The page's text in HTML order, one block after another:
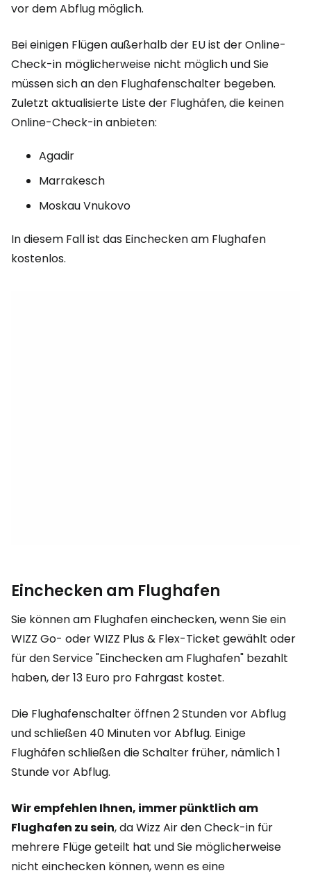
vor dem Abflug möglich.
Bei einigen Flügen außerhalb der EU ist der Online-
Check-in möglicherweise nicht möglich und Sie
müssen sich an den Flughafenschalter begeben.
Zuletzt aktualisierte Liste der Flughäfen, die keinen
Online-Check-in anbieten:
Agadir
Marrakesch
Moskau Vnukovo
In diesem Fall ist das Einchecken am Flughafen
kostenlos.
Einchecken am Flughafen
Sie können am Flughafen einchecken, wenn Sie ein
WIZZ Go- oder WIZZ Plus & Flex-Ticket gewählt oder
für den Service "Einchecken am Flughafen" bezahlt
haben, der 13 Euro pro Fahrgast kostet.
Die Flughafenschalter öffnen 2 Stunden vor Abflug
und schließen 40 Minuten vor Abflug. Einige
Flughäfen schließen die Schalter früher, nämlich 1
Stunde vor Abflug.
Wir empfehlen Ihnen, immer pünktlich am
Flughafen zu sein, da Wizz Air den Check-in für
mehrere Flüge geteilt hat und Sie möglicherweise
nicht einchecken können, wenn es eine